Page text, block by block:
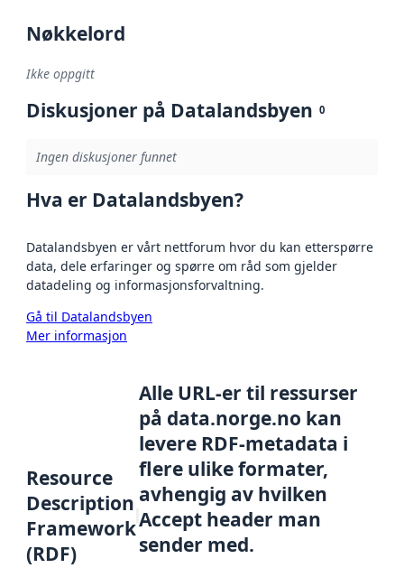
Nøkkelord
Ikke oppgitt
Diskusjoner på Datalandsbyen 0
Ingen diskusjoner funnet
Hva er Datalandsbyen?
Datalandsbyen er vårt nettforum hvor du kan etterspørre
data, dele erfaringer og spørre om råd som gjelder
datadeling og informasjonsforvaltning.
Gå til Datalandsbyen
Mer informasjon
Resource
Description
Framework
(RDF)
Alle URL-er til ressurser
på data.norge.no kan
levere RDF-metadata i
flere ulike formater,
avhengig av hvilken
Accept header man
sender med.